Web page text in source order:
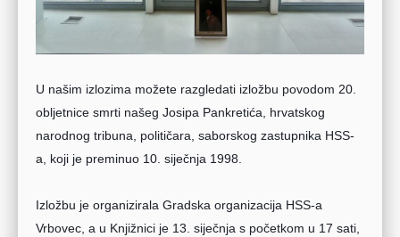
U našim izlozima možete razgledati izložbu povodom 20.
obljetnice smrti našeg Josipa Pankretića, hrvatskog
narodnog tribuna, političara, saborskog zastupnika HSS-
a, koji je preminuo 10. siječnja 1998.
Izložbu je organizirala Gradska organizacija HSS-a
Vrbovec, a u Knjižnici je 13. siječnja s početkom u 17 sati,